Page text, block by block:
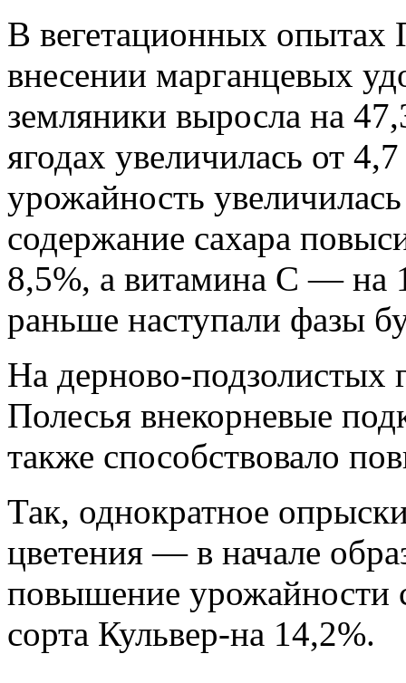
В вегетационных
внесении марганцевых
земляники выросла на
ягодах увеличилась от
урожайность
содержание сахара
8,5%, а витамина С — на
раньше наступали фазы
На дерново-подзолистых
Полесья внекорневые
также способствовало
Так, однократное
цветения — в начале
повышение урожайности
сорта Кульвер-на 14,2%.